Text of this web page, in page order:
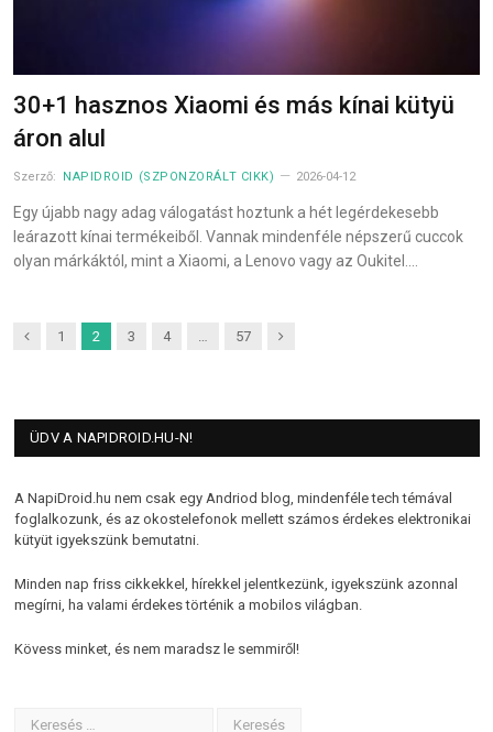
30+1 hasznos Xiaomi és más kínai kütyü
áron alul
Szerző: NAPIDROID (SZPONZORÁLT CIKK) 2026-04-12
Egy újabb nagy adag válogatást hoztunk a hét legérdekesebb
leárazott kínai termékeiből. Vannak mindenféle népszerű cuccok
olyan márkáktól, mint a Xiaomi, a Lenovo vagy az Oukitel.…
Previous
1 2 3 4 … 57 Next
ÜDV A NAPIDROID.HU-N!
A NapiDroid.hu nem csak egy Andriod blog, mindenféle tech témával
foglalkozunk, és az okostelefonok mellett számos érdekes elektronikai
kütyüt igyekszünk bemutatni.
Minden nap friss cikkekkel, hírekkel jelentkezünk, igyekszünk azonnal
megírni, ha valami érdekes történik a mobilos világban.
Kövess minket, és nem maradsz le semmiről!